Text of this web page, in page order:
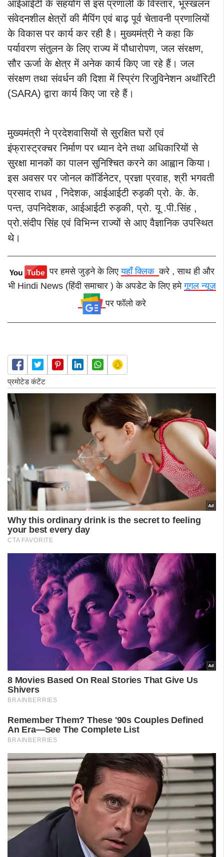
आईआईटी के सहयोग से इस प्रणाली के विस्तार, भूस्खलन
संवेदनशील क्षेत्रों की मैपिंग एवं बाढ़ पूर्व चेतावनी प्रणालियों
के विकास पर कार्य कर रही है। मुख्यमंत्री ने कहा कि
पर्यावरण संतुलन के लिए राज्य में पौधारोपण, जल संरक्षण,
सौर ऊर्जा के क्षेत्र में अनेक कार्य किए जा रहे हैं। जल
संरक्षण तथा संवर्धन की दिशा में स्प्रिंग रिजुविनेशन अथॉरिटी
(SARA) द्वारा कार्य किए जा रहे हैं।
मुख्यमंत्री ने प्रदेशवासियों से सुरक्षित घरों एवं
इंफ्रास्ट्रक्चर निर्माण पर ध्यान देने तथा अधिकारियों से
सुरक्षा मानकों का पालन सुनिश्चित करने का आह्वान किया।
इस अवसर पर जोनल कॉर्डिनेटर, प्रज्ञा प्रवाह, श्री भगवती
प्रसाद राधव , निदेशक, आईआईटी रुड़की प्रो. के. के.
पन्त, उपनिदेशक, आईआईटी रुड़की, प्रो. यू .पी.सिंह ,
प्रो.संदीप सिंह एवं विभिन्न राज्यों से आए वैज्ञानिक उपस्थित
थे।
पर हमसे जुड़ने के लिएयहाँ क्लिककरे , साथ ही और
भी Hindi News (हिंदी समाचार ) के अपडेट के लिए हमेगूगल न्यूज़
पर फॉलो करे